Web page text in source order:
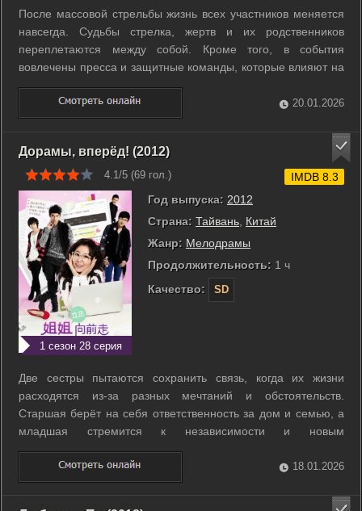
После массовой стрельбы жизнь всех участников меняется
навсегда. Судьбы стрелка, жертв и их родственников
переплетаются между собой. Кроме того, в события
вовлечены пресса и защитные команды, которые влияют на
развитие ситуации. ...
20.01.2026
Дорамы, вперёд! (2012)
4.1/5 (69 гол.)
1 сезон 28 серия
Год выпуска: 2012
Страна: Тайвань Китай
Жанр: Мелодрамы
Продолжительность: 1 ч
Качество:
SD
IMDB 8.3
Две сестры пытаются сохранить связь, когда их жизни
расходятся из-за разных мечтаний и обстоятельств.
Старшая берёт на себя ответственность за дом и семью, а
младшая стремится к независимости и новым
возможностям, что приводит к напряжению и непониманию.
Сериал шаг за шагом показывает, как они сталкиваются с
ошибками, семейными тайнами и ...
18.01.2026